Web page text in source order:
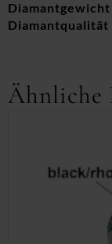
Diamantgewicht
Diamantqualität
Ähnliche